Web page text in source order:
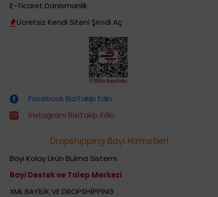
E-Ticaret Danismanlik
Ücretsiz Kendi Siteni Şimdi Aç
Facebook BiziTakip Edin
İnstagram BiziTakip Edin
Dropshipping Bayi Hizmetleri
Bayi Kolay Ürün Bulma Sistemi
Bayi Destek ve Talep Merkezi
XML BAYİLİK VE DROPSHİPPİNG